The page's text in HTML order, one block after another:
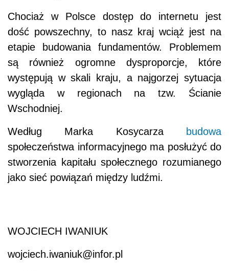
Chociaż w Polsce dostęp do internetu jest
dość powszechny, to nasz kraj wciąż jest na
etapie budowania fundamentów. Problemem
są również ogromne dysproporcje, które
występują w skali kraju, a najgorzej sytuacja
wygląda w regionach na tzw. Ścianie
Wschodniej.
Według Marka Kosycarza
budowa
społeczeństwa informacyjnego ma posłużyć do
stworzenia kapitału społecznego rozumianego
jako sieć powiązań między ludźmi.
WOJCIECH IWANIUK
wojciech.iwaniuk@infor.pl